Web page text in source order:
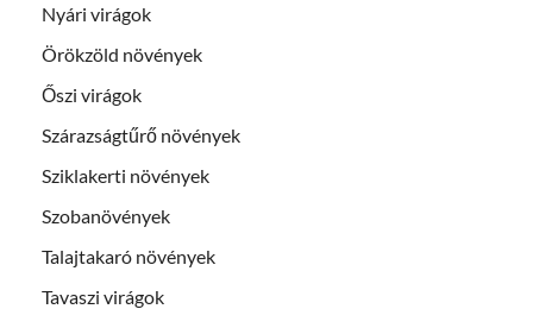
Nyári virágok
Örökzöld növények
Őszi virágok
Szárazságtűrő növények
Sziklakerti növények
Szobanövények
Talajtakaró növények
Tavaszi virágok